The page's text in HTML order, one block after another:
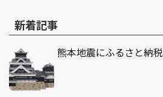
新着記事
熊本地震にふるさと納税